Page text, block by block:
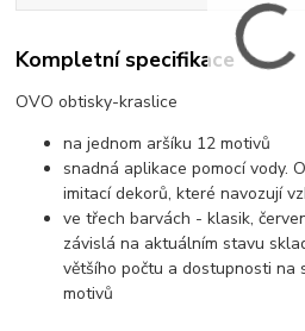
Kompletní specifikace
OVO obtisky-kraslice
na jednom aršíku 12 motivů
snadná aplikace pomocí vody.
imitací dekorů, které navozují
ve třech barvách - klasik,
závislá na aktuálním stavu
většího počtu a dostupnosti na
motivů